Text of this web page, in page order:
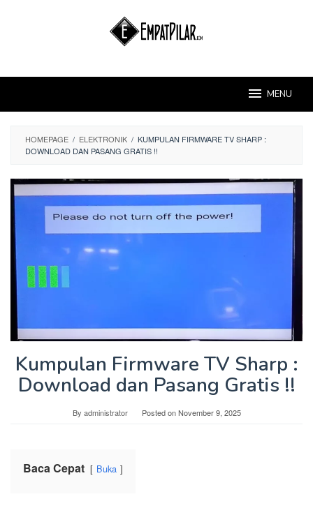
MENU
HOMEPAGE / ELEKTRONIK / KUMPULAN FIRMWARE TV SHARP :
DOWNLOAD DAN PASANG GRATIS !!
Kumpulan Firmware TV Sharp :
Download dan Pasang Gratis !!
By administrator Posted onNovember 9, 2025
Baca Cepat Buka